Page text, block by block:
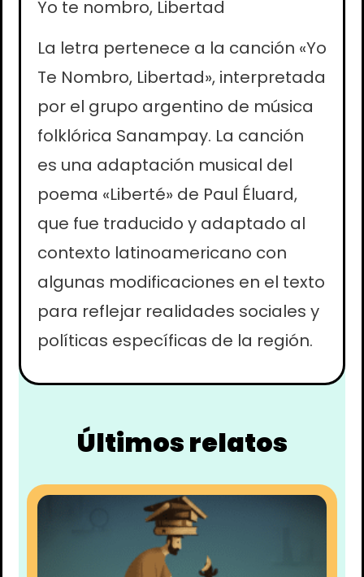
Yo te nombro, Libertad
La letra pertenece a la canción «Yo
Te Nombro, Libertad», interpretada
por el grupo argentino de música
folklórica Sanampay. La canción
es una adaptación musical del
poema «Liberté» de Paul Éluard,
que fue traducido y adaptado al
contexto latinoamericano con
algunas modificaciones en el texto
para reflejar realidades sociales y
políticas específicas de la región.
Últimos relatos